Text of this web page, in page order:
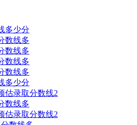
多少分
数线多
数线多
数线多
数线多
多少分
估录取分数线2
数线多
估录取分数线2